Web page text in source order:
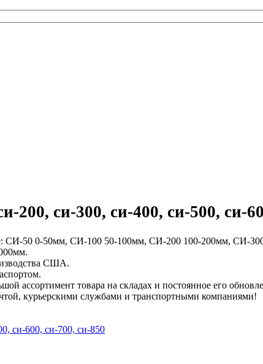
си-300, си-400, си-500, си-
СИ-50 0-50мм, СИ-100 50-100мм, СИ-200 100-200мм, СИ-
США.
ассортимент товара на складах и постоянное его
курьерскими службами и транспортными компаниями!